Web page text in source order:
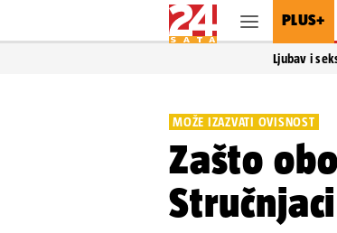
PLUS+
Ljubav i
MOŽE IZAZVATI OVISNOST
Zašto